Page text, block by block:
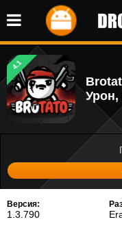
4.1
Версия:
1.3.790